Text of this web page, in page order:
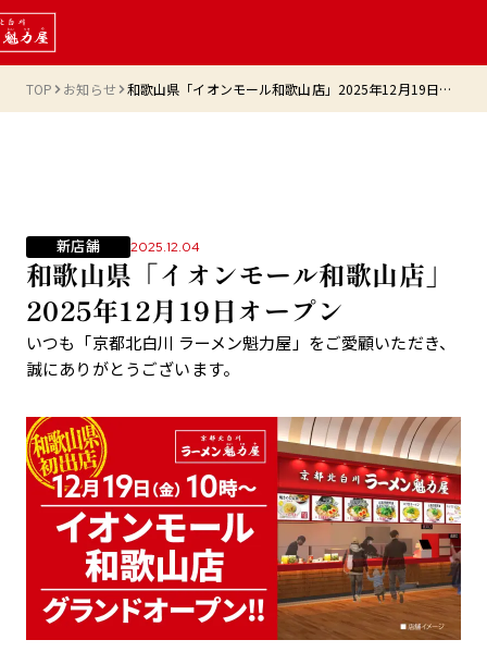
TOP お知らせ 和歌山県「イオンモール和歌山店」2025年12月19日オープン
新店舗 2025.12.04
和歌山県「イオンモール和歌山店」
2025年12月19日オープン
いつも「京都北白川 ラーメン魁力屋」をご愛顧いただき、
誠にありがとうございます。